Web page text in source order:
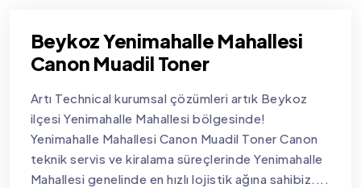
Beykoz Yenimahalle Mahallesi
Canon Muadil Toner
Artı Technical kurumsal çözümleri artık Beykoz
ilçesi Yenimahalle Mahallesi bölgesinde!
Yenimahalle Mahallesi Canon Muadil Toner Canon
teknik servis ve kiralama süreçlerinde Yenimahalle
Mahallesi genelinde en hızlı lojistik ağına sahibiz....